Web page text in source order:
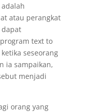
atau perangkat
text to
seseorang
ia sampaikan,
menjadi
orang yang